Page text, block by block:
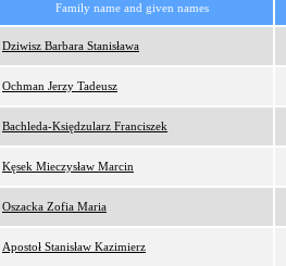
Family name and given names
Dziwisz Barbara Stanisława
Ochman Jerzy Tadeusz
Bachleda-Księdzularz Franciszek
Kęsek Mieczysław Marcin
Oszacka Zofia Maria
Apostoł Stanisław Kazimierz